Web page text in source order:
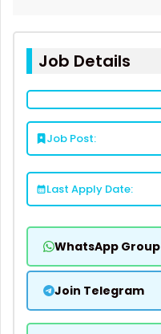
Job Details
Job Post:
Last Apply Date:
WhatsApp Group
Join Telegram